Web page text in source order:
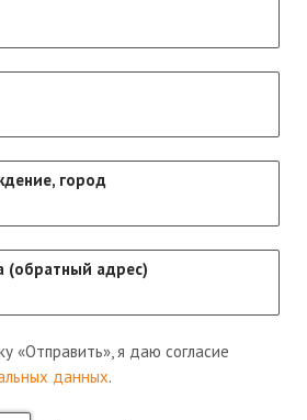
город
(обратный адрес)
«Отправить», я даю согласие
данных.